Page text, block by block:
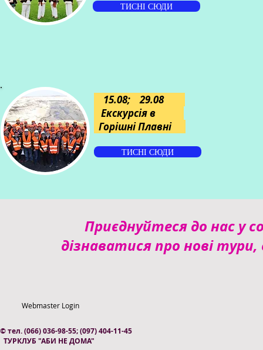
ТИСНІ СЮДИ
15.08; 29.08
Екскурсія в
Горішні Плавні
ТИСНІ СЮДИ
Приєднуйтеся до нас у
дізнаватися про нові
Webmaster Login
© тел. (066) 036-98-55; (097) 404-11-45
ТУРКЛУБ "АБИ НЕ ДОМА"